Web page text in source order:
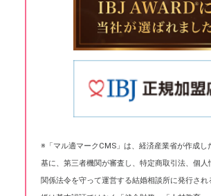
※「マル適マークCMS」は、経済産業省が作成し
基に、第三者機関が審査し、特定商取引法、個人
関係法令を守って運営する結婚相談所に発行され